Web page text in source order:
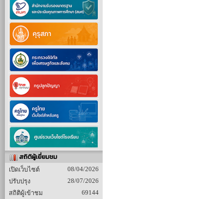
สถิติผู้เยี่ยมชม
เปิดเว็บไซต์
08/04/2026
ปรับปรุง
28/07/2026
สถิติผู้เข้าชม
69144